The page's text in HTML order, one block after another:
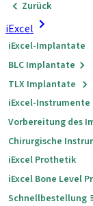
Zurück
iExcel
iExcel-Implantate
BLC Implantate
TLX Implantate
iExcel-Instrumente
Vorbereitung des
Chirurgische
iExcel Prothetik
iExcel Bone Level
Schnellbestellung